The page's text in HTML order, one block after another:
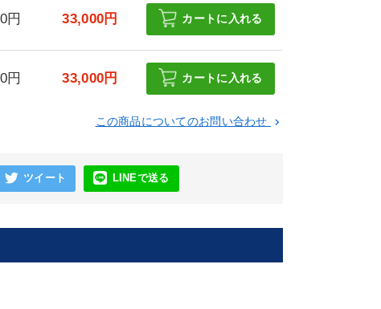
円 33,000円 カートに入れる
円 33,000円 カートに入れる
この商品についてのお問い合わせ keyboard_arrow_right
ツイート LINEで送る